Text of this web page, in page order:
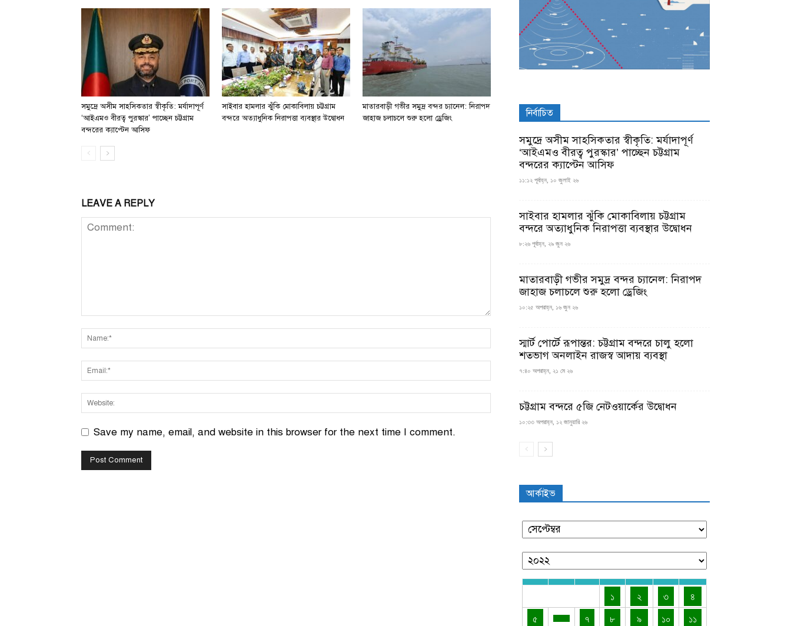
সমুদ্রে অসীম সাহসিকতার স্বীকৃতি: মর্যাদাপূর্ণ
‘আইএমও বীরত্ব পুরস্কার’ পাচ্ছেন চট্টগ্রাম
বন্দরের ক্যাপ্টেন আসিফ
সাইবার হামলার ঝুঁকি মোকাবিলায় চট্টগ্রাম
বন্দরে অত্যাধুনিক নিরাপত্তা ব্যবস্থার উদ্বোধন
মাতারবাড়ী গভীর সমুদ্র বন্দর চ্যানেল: নিরাপদ
জাহাজ চলাচলে শুরু হলো ড্রেজিং
LEAVE A REPLY
Save my name, email, and website in this browser for the next time I comment.
নির্বাচিত
সমুদ্রে অসীম সাহসিকতার স্বীকৃতি: মর্যাদাপূর্ণ
‘আইএমও বীরত্ব পুরস্কার’ পাচ্ছেন চট্টগ্রাম
বন্দরের ক্যাপ্টেন আসিফ
১১:১২ পূর্বাহ্ন, ১০ জুলাই ২৬
সাইবার হামলার ঝুঁকি মোকাবিলায় চট্টগ্রাম
বন্দরে অত্যাধুনিক নিরাপত্তা ব্যবস্থার উদ্বোধন
৮:২৬ পূর্বাহ্ন, ২৯ জুন ২৬
মাতারবাড়ী গভীর সমুদ্র বন্দর চ্যানেল: নিরাপদ
জাহাজ চলাচলে শুরু হলো ড্রেজিং
১০:২৫ অপরাহ্ন, ১৬ জুন ২৬
স্মার্ট পোর্টে রূপান্তর: চট্টগ্রাম বন্দরে চালু হলো
শতভাগ অনলাইন রাজস্ব আদায় ব্যবস্থা
৭:৪০ অপরাহ্ন, ২১ মে ২৬
চট্টগ্রাম বন্দরে ৫জি নেটওয়ার্কের উদ্বোধন
১০:৩৩ অপরাহ্ন, ১২ জানুয়ারি ২৬
আর্কাইভ
১ ২ ৩
৪
৫
৭ ৮ ৯ ১০
১১